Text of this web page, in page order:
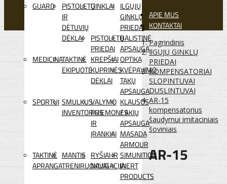
GUARD
PISTOLETŲ
IR
DĖTUVIŲ
DĖKLAI
GINKLAI ILGŲJŲ
GINKLŲ
PRIEDAI
PISTOLETŲ
PRIEDAI
BALISTINĖ
APSAUGA
MEDICINATAKTINĖ
EKIPUOTĖ
KREPŠIAI
KUPRINĖS
DĖKLAI
OPTIKA
KVĖPAVIMO
TAKŲ
APSAUGA
SPORTUI SMULKUS
INVENTORIUS
VALYMO
PRIEMONĖS
IR
ĮRANKIAI
KLAUSOS
/ AKIŲ
APSAUGA
MASADA
ARMOUR
TAKTINĖ
APRANGA
MANTIS
TRENIRUOKLIAI
RYŠIAI IR
NAVIGACIJA
SIMUNITION
INERT
PRODUCTS
APIE MUS
KONTAKTAI
Pagrindinis
IlGŲJŲ GINKLŲ
PRIEDAI
KOMPENSATORIAI
SLOPINTUVAI
DUSLINTUVAI
AR-15
kompensatorius
šaudymui imitaciniais
šoviniais
AR-15